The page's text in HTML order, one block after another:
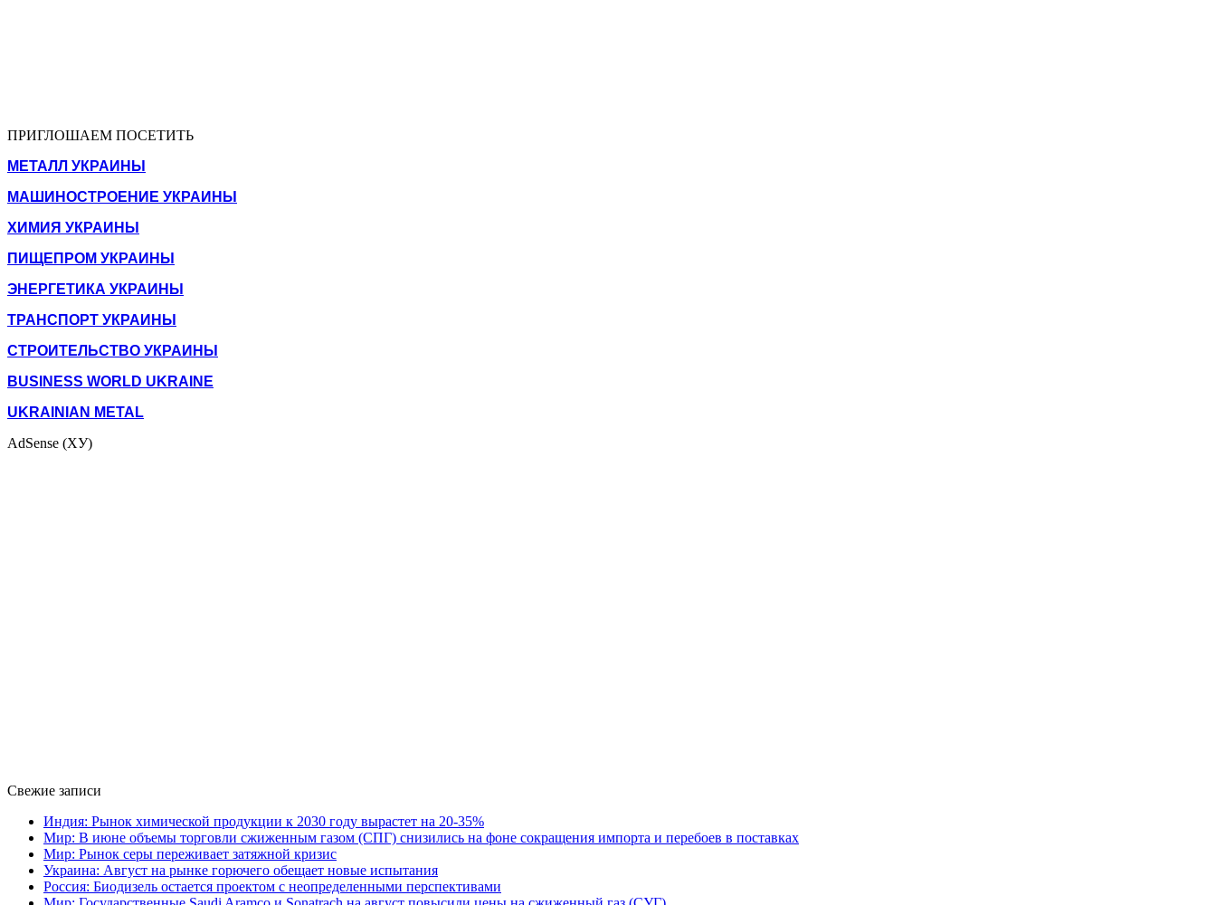
ПРИГЛОШАЕМ ПОСЕТИТЬ
МЕТАЛЛ УКРАИНЫ
МАШИНОСТРОЕНИЕ УКРАИНЫ
ХИМИЯ УКРАИНЫ
ПИЩЕПРОМ УКРАИНЫ
ЭНЕРГЕТИКА УКРАИНЫ
ТРАНСПОРТ УКРАИНЫ
СТРОИТЕЛЬСТВО УКРАИНЫ
BUSINESS WORLD UKRAINE
UKRAINIAN METAL
AdSense (ХУ)
Свежие записи
Индия: Рынок химической продукции к 2030 году вырастет на 20-35%
Мир: В июне объемы торговли сжиженным газом (СПГ) снизились на фоне сокращения импорта и перебоев в поставках
Мир: Рынок серы переживает затяжной кризис
Украина: Август на рынке горючего обещает новые испытания
Россия: Биодизель остается проектом с неопределенными перспективами